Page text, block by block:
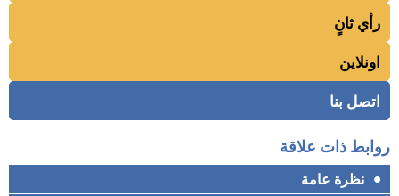
رأي ثانٍ
اونلاين
اتصل بنا
روابط ذات علاقة
• نظرة عامة